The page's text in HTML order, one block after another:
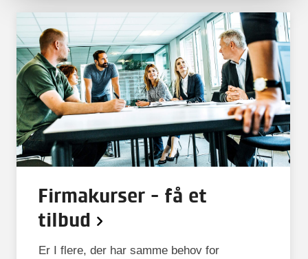
Firmakurser - få et
tilbud
Er I flere, der har samme behov for